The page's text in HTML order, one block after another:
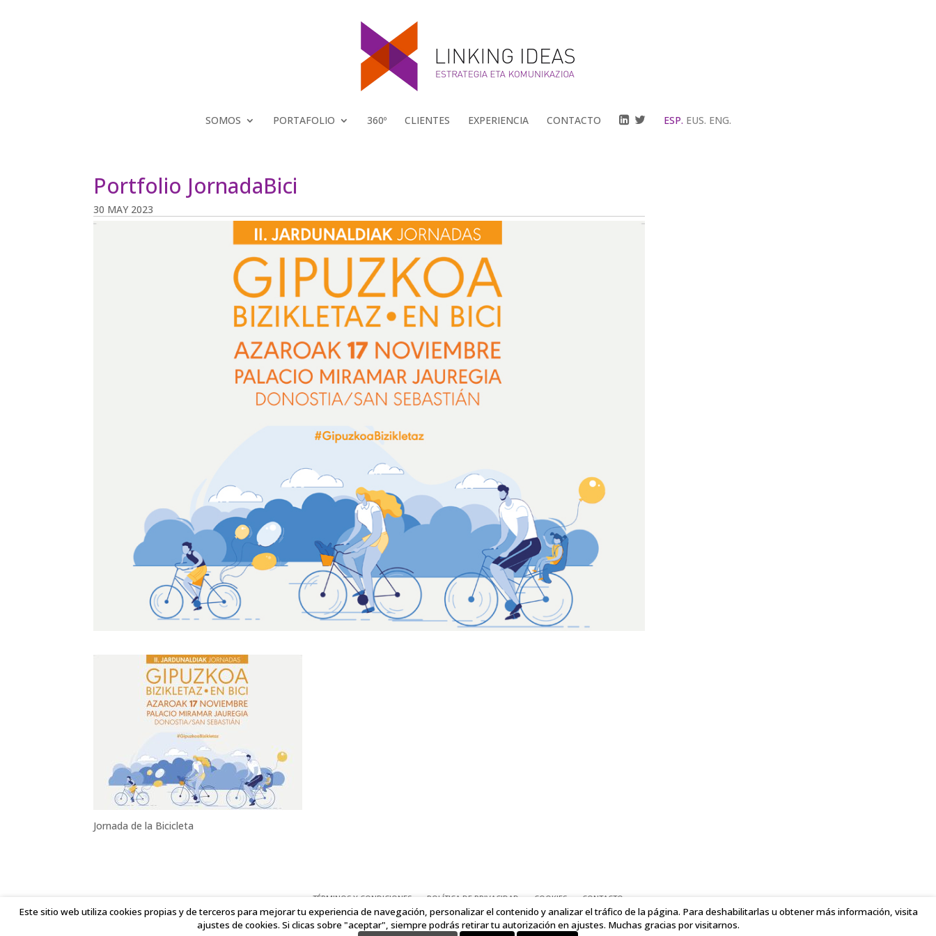
SOMOS PORTAFOLIO 360º CLIENTES EXPERIENCIA CONTACTO ESP. EUS. ENG.
Portfolio JornadaBici
30 MAY 2023
Jornada de la Bicicleta
TÉRMINOS Y CONDICIONES POLÍTICA DE PRIVACIDAD COOKIES
CONTACTO
COPYRIGHT © 2023 LINKING IDEAS. TODOS LOS DERECHOS RESERVADOS.
Este sitio web utiliza cookies propias y de terceros para mejorar tu experiencia de navegación, personalizar el contenido y analizar el tráfico de la página. Para deshabilitarlas u obtener más información, visita
ajustes de cookies. Si clicas sobre "aceptar", siempre podrás retirar tu autorización en ajustes. Muchas gracias por visitarnos.